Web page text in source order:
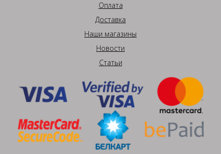
Оплата
Доставка
Наши магазины
Новости
Статьи